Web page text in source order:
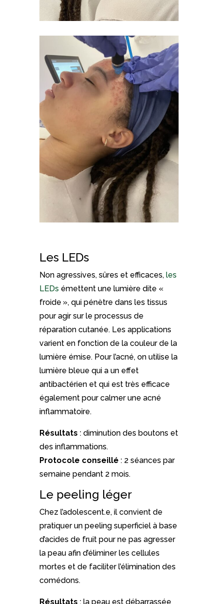
Les LEDs
Non agressives, sûres et efficaces, les
LEDs émettent une lumière dite «
froide », qui pénètre dans les tissus
pour agir sur le processus de
réparation cutanée. Les applications
varient en fonction de la couleur de la
lumière émise. Pour l’acné, on utilise la
lumière bleue qui a un effet
antibactérien et qui est très efficace
également pour calmer une acné
inflammatoire.
Résultats : diminution des boutons et
des inflammations.
Protocole conseillé : 2 séances par
semaine pendant 2 mois.
Le peeling léger
Chez l’adolescent.e, il convient de
pratiquer un peeling superficiel à base
d’acides de fruit pour ne pas agresser
la peau afin d’éliminer les cellules
mortes et de faciliter l’élimination des
comédons.
Résultats : la peau est débarrassée